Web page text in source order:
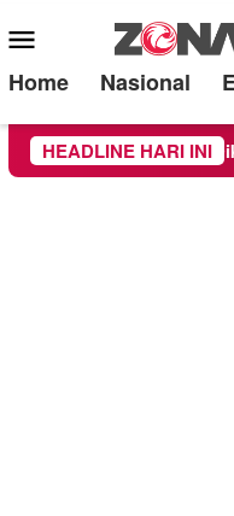
Mobile
Menu
Home Nasional
HEADLINE HARI INI
Disorot: